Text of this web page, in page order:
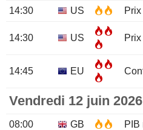
14:30 US
14:30 US
14:45 EU
Vendredi 12 juin 2026
08:00 GB